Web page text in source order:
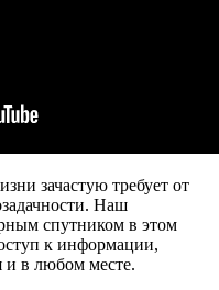
зачастую требует от
Наш
спутником в этом
к информации,
и в любом месте.